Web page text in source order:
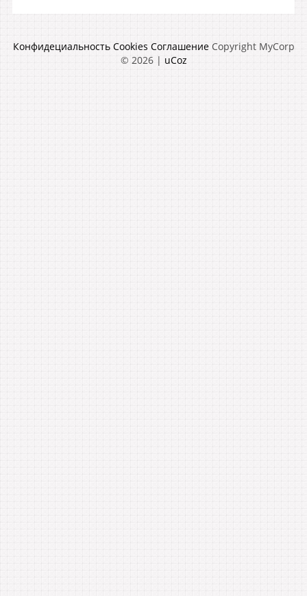
Конфидециальность Cookies Соглашение Copyright MyCorp
© 2026| uCoz